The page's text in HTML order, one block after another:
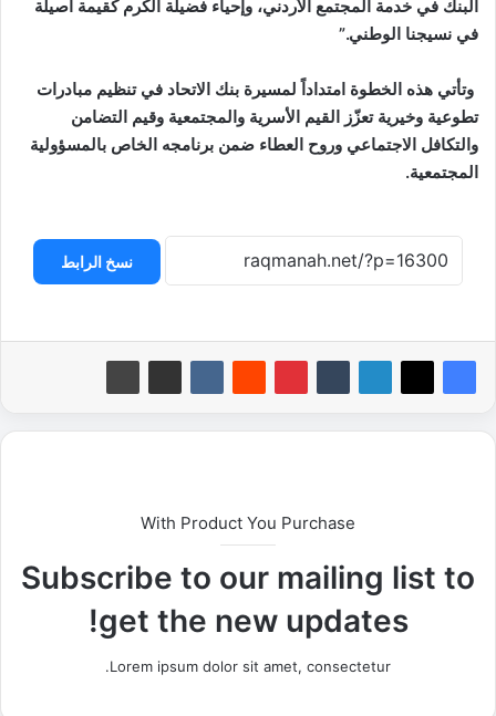
البنك في خدمة المجتمع الأردني، وإحياء فضيلة الكرم كقيمة أصيلة
في نسيجنا الوطني.”
وتأتي هذه الخطوة امتداداً لمسيرة بنك الاتحاد في تنظيم مبادرات
تطوعية وخيرية تعزّز القيم الأسرية والمجتمعية وقيم التضامن
والتكافل الاجتماعي وروح العطاء ضمن برنامجه الخاص بالمسؤولية
المجتمعية.
نسخ الرابط
With Product You Purchase
Subscribe to our mailing list to
get the new updates!
Lorem ipsum dolor sit amet, consectetur.